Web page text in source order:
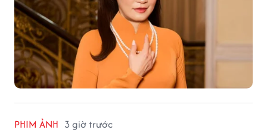
PHIM ẢNH 3 giờ trước